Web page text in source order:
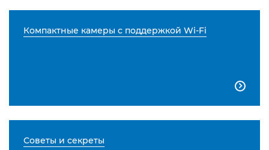
Компактные камеры с поддержкой Wi-Fi

Советы и секреты